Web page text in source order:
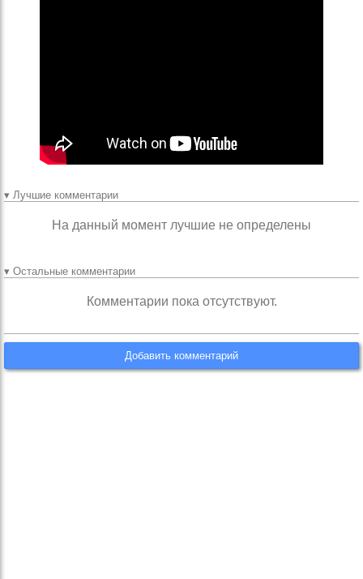
▾ Лучшие комментарии
На данный момент лучшие не определены
▾ Остальные комментарии
Комментарии пока отсутствуют.
Добавить комментарий